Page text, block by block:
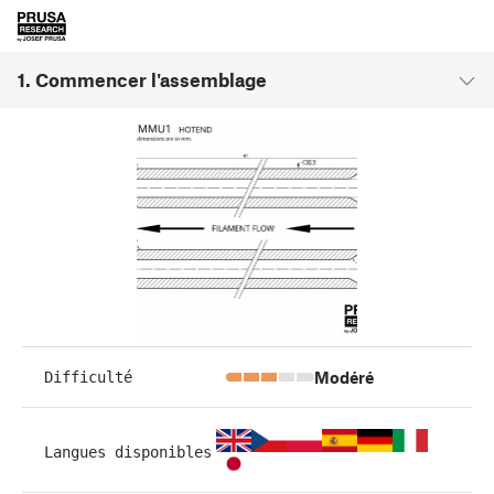
1. Commencer l'assemblage
Difficulté Modéré
Langues disponibles